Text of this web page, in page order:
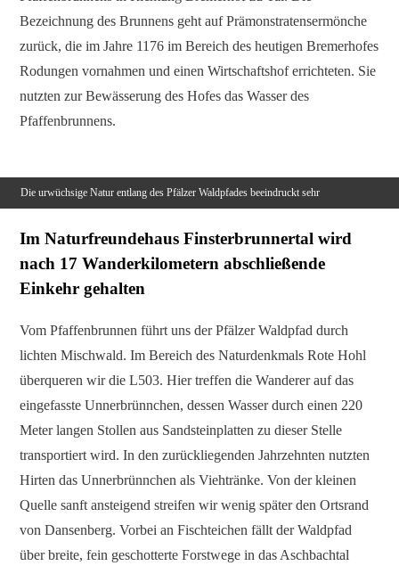
Bezeichnung des Brunnens geht auf Prämonstratensermönche
zurück, die im Jahre 1176 im Bereich des heutigen Bremerhofes
Rodungen vornahmen und einen Wirtschaftshof errichteten. Sie
nutzten zur Bewässerung des Hofes das Wasser des
Pfaffenbrunnens.
Die urwüchsige Natur entlang des Pfälzer Waldpfades beeindruckt sehr
Im Naturfreundehaus Finsterbrunnertal wird
nach 17 Wanderkilometern abschließende
Einkehr gehalten
Vom Pfaffenbrunnen führt uns der Pfälzer Waldpfad durch
lichten Mischwald. Im Bereich des Naturdenkmals Rote Hohl
überqueren wir die L503. Hier treffen die Wanderer auf das
eingefasste Unnerbrünnchen, dessen Wasser durch einen 220
Meter langen Stollen aus Sandsteinplatten zu dieser Stelle
transportiert wird. In den zurückliegenden Jahrzehnten nutzten
Hirten das Unnerbrünnchen als Viehtränke. Von der kleinen
Quelle sanft ansteigend streifen wir wenig später den Ortsrand
von Dansenberg. Vorbei an Fischteichen fällt der Waldpfad
über breite, fein geschotterte Forstwege in das Aschbachtal